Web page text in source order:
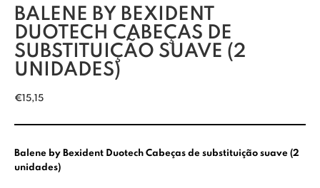
BALENE BY BEXIDENT
DUOTECH CABEÇAS DE
SUBSTITUIÇÃO SUAVE (2
UNIDADES)
€15,15
Balene by Bexident Duotech Cabeças de substituição suave (2
unidades)